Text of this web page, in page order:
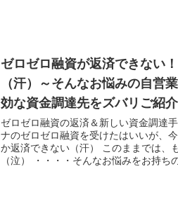
ゼロゼロ融資が返済できない
（汗）～そんなお悩みの自営
効な資金調達先をズバリご紹介
ゼロゼロ融資の返済＆新しい資金調達
ナのゼロゼロ融資を受けたはいいが、
か返済できない（汗） このままでは、
（泣） ・・・・そんなお悩みをお持ち